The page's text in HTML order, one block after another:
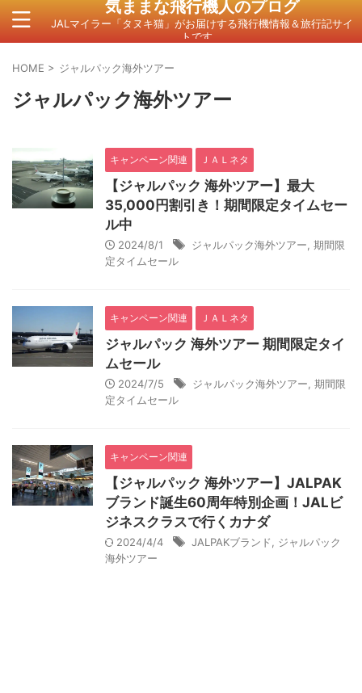
気ままな飛行機人のプログ
JALマイラー「タヌキ猫」がお届けする飛行機情報＆旅行記サイ
トです。
HOME > ジャルパック海外ツアー
ジャルパック海外ツアー
キャンペーン関連 ＪＡＬネタ
【ジャルパック 海外ツアー】最大
35,000円割引き！期間限定タイムセー
ル中
2024/8/1 ジャルパック海外ツアー 期間限
定タイムセール
キャンペーン関連 ＪＡＬネタ
ジャルパック 海外ツアー 期間限定タイ
ムセール
2024/7/5 ジャルパック海外ツアー 期間限
定タイムセール
キャンペーン関連
【ジャルパック 海外ツアー】JALPAK
ブランド誕生60周年特別企画！JALビ
ジネスクラスで行くカナダ
2024/4/4 JALPAKブランド
ジャルパック
海外ツアー